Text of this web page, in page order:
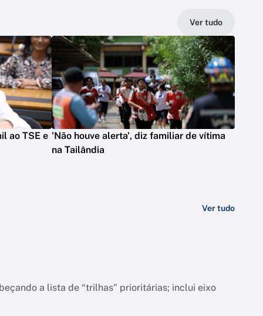
Ver tudo
ao TSE e 'Não houve alerta', diz familiar de vítima
na Tailândia
Ver tudo
a lista de “trilhas" prioritárias; inclui eixo